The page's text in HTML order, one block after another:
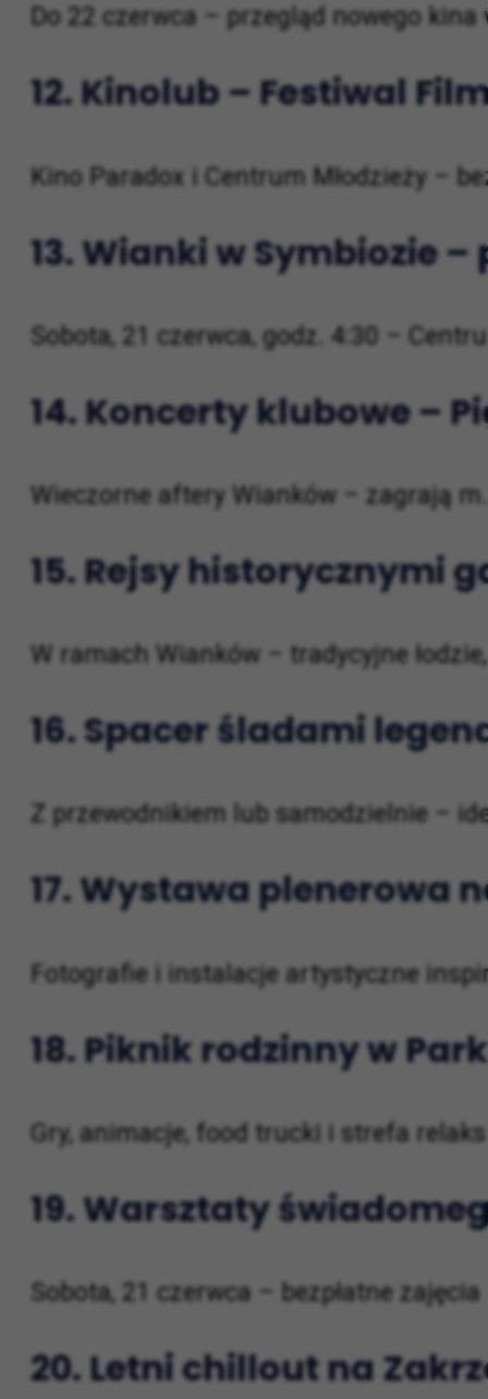
Do 22 czerwca – przegląd nowego
12.Kinolub – Festiwal
Kino Paradox i Centrum Młodzieży –
13.Wianki w Symbiozie
Sobota, 21 czerwca, godz. 4:30 –
14.Koncerty klubowe –
Wieczorne aftery Wianków – zagrają
15.Rejsy historycznymi
W ramach Wianków – tradycyjne
16.Spacer śladami
Z przewodnikiem lub samodzielnie –
17.Wystawa plenerowa
Fotografie i instalacje artystyczne
18.Piknik rodzinny w
Gry, animacje, food trucki i strefa
19.Warsztaty
Sobota, 21 czerwca – bezpłatne
20.Letni chillout na